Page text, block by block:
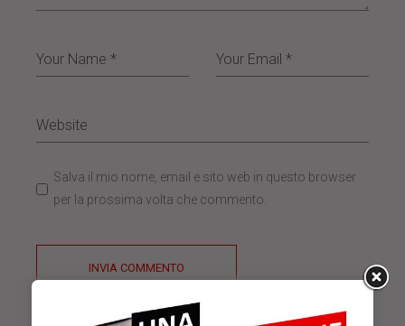
Salva il mio nome, email e sito web in questo browser
per la prossima volta che commento.
INVIA COMMENTO